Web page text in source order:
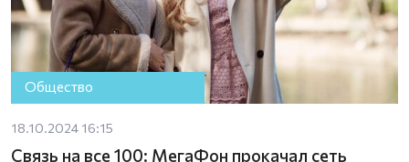
Общество
18.10.2024 16:15
Связь на все 100: МегаФон прокачал сеть